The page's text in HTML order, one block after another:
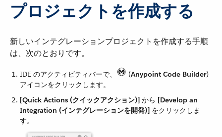
プロジェクトを作成する
新しいインテグレーションプロジェクトを作成する手順
は、次のとおりです。
IDE のアクティビティバーで、​ ​ (​Anypoint Code Builder​)
アイコンをクリックします。
[Quick Actions (クイックアクション)] ​ から ​ [Develop an
Integration (インテグレーションを開発)] ​ をクリックしま
す。